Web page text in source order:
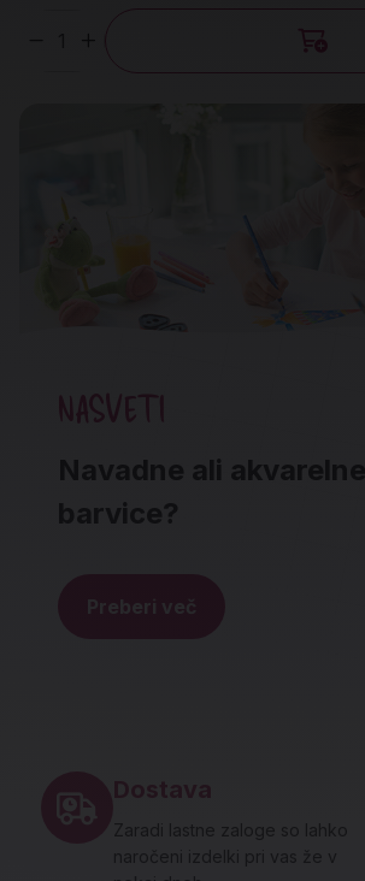
Količina
NASVETI
Navadne ali akvarelne
barvice?
Preberi več
Dostava
Zaradi lastne zaloge so lahko
naročeni izdelki pri vas že v